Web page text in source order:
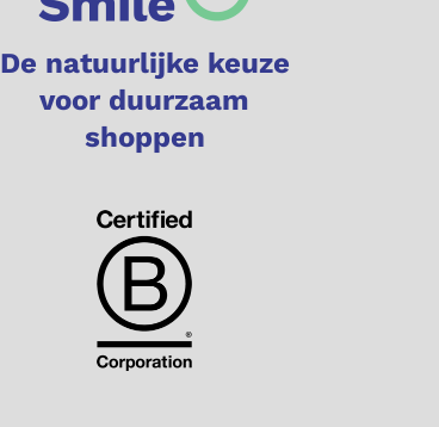
De natuurlijke keuze
voor duurzaam
shoppen